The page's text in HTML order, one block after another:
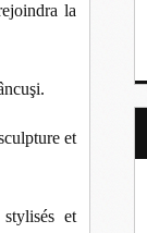
la
et
et